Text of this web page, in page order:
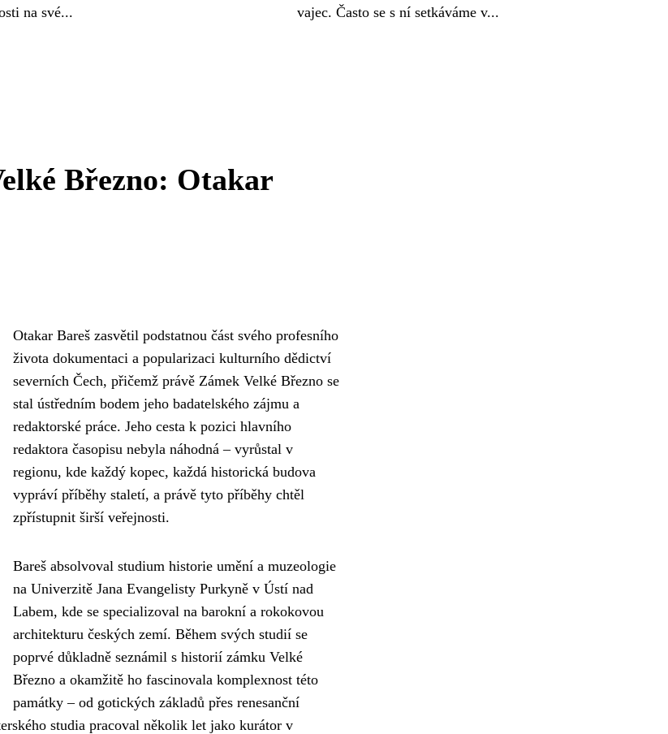
na své...
vajec. Často se s ní setkáváme v...
Březno: Otakar
Otakar Bareš zasvětil podstatnou část svého profesního
života dokumentaci a popularizaci kulturního dědictví
severních Čech, přičemž právě Zámek Velké Březno se
stal ústředním bodem jeho badatelského zájmu a
redaktorské práce. Jeho cesta k pozici hlavního
redaktora časopisu nebyla náhodná – vyrůstal v
regionu, kde každý kopec, každá historická budova
vypráví příběhy staletí, a právě tyto příběhy chtěl
zpřístupnit širší veřejnosti.
Bareš absolvoval studium historie umění a muzeologie
na Univerzitě Jana Evangelisty Purkyně v Ústí nad
Labem, kde se specializoval na barokní a rokokovou
architekturu českých zemí. Během svých studií se
poprvé důkladně seznámil s historií zámku Velké
Březno a okamžitě ho fascinovala komplexnost této
památky – od gotických základů přes renesanční
studia pracoval několik let jako kurátor v